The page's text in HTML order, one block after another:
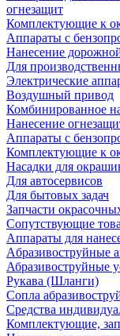
огнезащит
Комплектующие к
Аппараты с
Нанесение
Для
Электрические
Воздушный привод
Комбинированное
Нанесение
Аппараты с
Комплектующие к
Насадки для
Для автосервисов
Для бытовых задач
Запчасти
Сопутствующие
Аппараты для
Aбразивоструйные
Абразивоструйные
Рукава (Шланги)
Сопла
Средства
Комплектующие,